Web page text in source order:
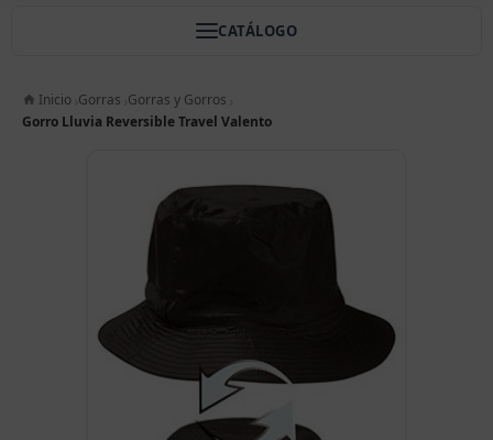
CATÁLOGO
Inicio Gorras Gorras y Gorros
Gorro Lluvia Reversible Travel Valento